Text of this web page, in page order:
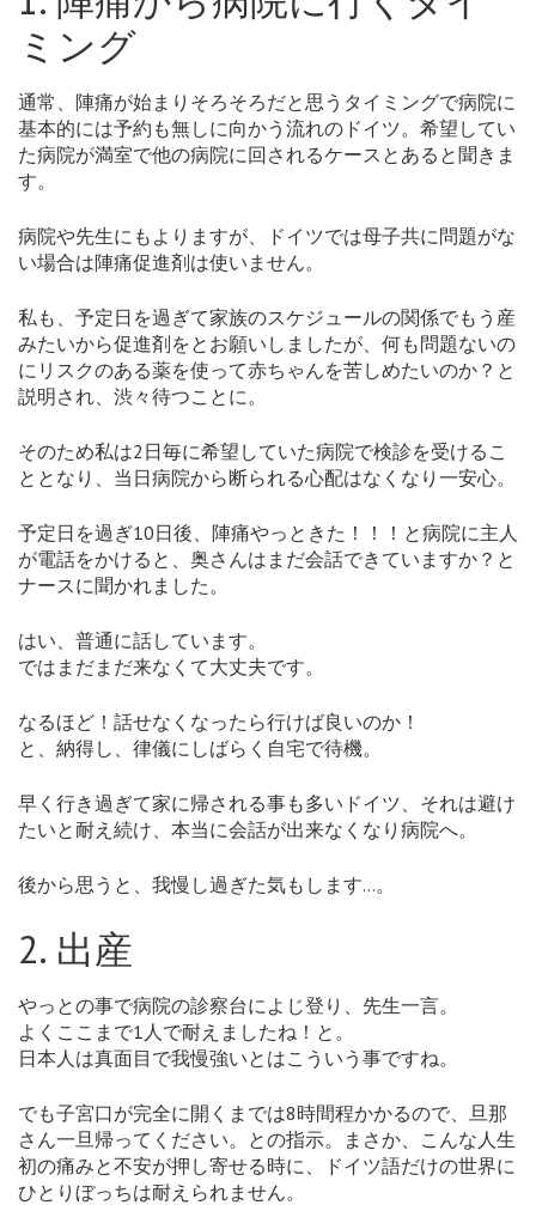
ミング
通常、陣痛が始まりそろそろだと思うタイミングで病院に
基本的には予約も無しに向かう流れのドイツ。希望してい
た病院が満室で他の病院に回されるケースとあると聞きま
す。
病院や先生にもよりますが、ドイツでは母子共に問題がな
い場合は陣痛促進剤は使いません。
私も、予定日を過ぎて家族のスケジュールの関係でもう産
みたいから促進剤をとお願いしましたが、何も問題ないの
にリスクのある薬を使って赤ちゃんを苦しめたいのか？と
説明され、渋々待つことに。
そのため私は2日毎に希望していた病院で検診を受けるこ
ととなり、当日病院から断られる心配はなくなり一安心。
予定日を過ぎ10日後、陣痛やっときた！！！と病院に主人
が電話をかけると、奥さんはまだ会話できていますか？と
ナースに聞かれました。
はい、普通に話しています。
ではまだまだ来なくて大丈夫です。
なるほど！話せなくなったら行けば良いのか！
と、納得し、律儀にしばらく自宅で待機。
早く行き過ぎて家に帰される事も多いドイツ、それは避け
たいと耐え続け、本当に会話が出来なくなり病院へ。
後から思うと、我慢し過ぎた気もします…。
2. 出産
やっとの事で病院の診察台によじ登り、先生一言。
よくここまで1人で耐えましたね！と。
日本人は真面目で我慢強いとはこういう事ですね。
でも子宮口が完全に開くまでは8時間程かかるので、旦那
さん一旦帰ってください。との指示。まさか、こんな人生
初の痛みと不安が押し寄せる時に、ドイツ語だけの世界に
ひとりぼっちは耐えられません。